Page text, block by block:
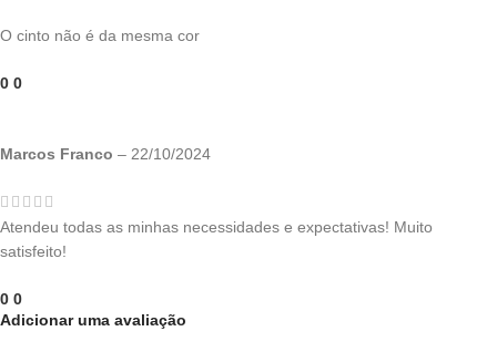
O cinto não é da mesma cor
0 0
Marcos Franco – 22/10/2024
Atendeu todas as minhas necessidades e expectativas! Muito
satisfeito!
0 0
Adicionar uma avaliação